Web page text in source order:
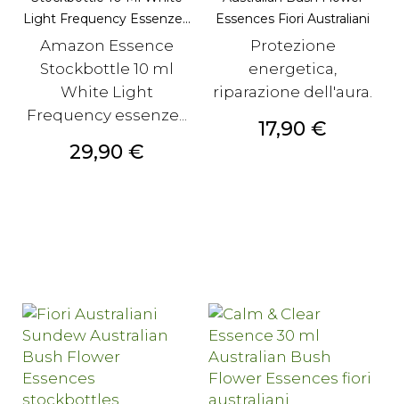
Light Frequency Essenze...
Amazon Essence
Stockbottle 10 ml
White Light
Frequency essenze...
Prezzo
29,90 €
Essences Fiori Australiani
Protezione
energetica,
riparazione dell'aura.
Prezzo
17,90 €